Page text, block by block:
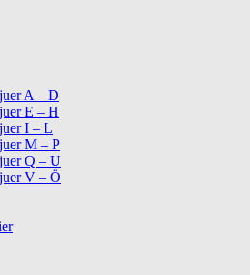
A – D
E – H
I – L
M – P
Q – U
V – Ö